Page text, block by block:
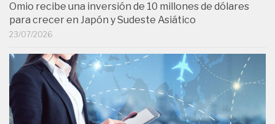
Omio recibe una inversión de 10 millones de dólares
para crecer en Japón y Sudeste Asiático
23/07/2026